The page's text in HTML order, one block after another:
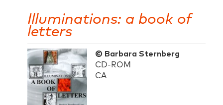
Illuminations: a book of
letters
© Barbara Sternberg
CD-ROM
CA